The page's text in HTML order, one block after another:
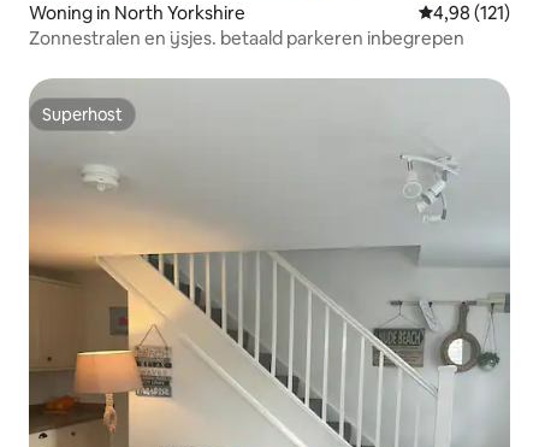
Woning in North Yorkshire Gemiddelde
4,98 (121)
Zonnestralen en ijsjes. betaald parkeren inbegrepen
Superhost
Superhost